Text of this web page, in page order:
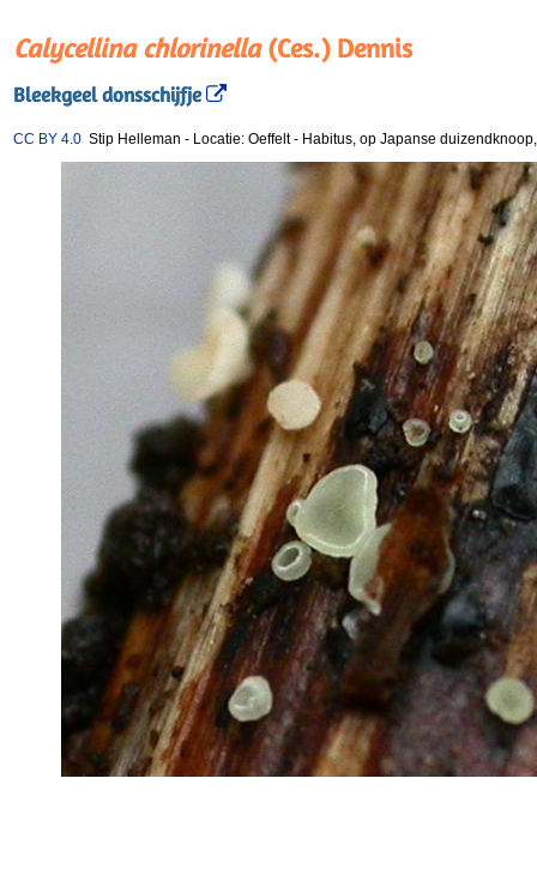
Calycellina chlorinella(Ces.) Dennis
Bleekgeel donsschijfje
CC BY 4.0 Stip Helleman - Locatie: Oeffelt- Habitus, op Japanse